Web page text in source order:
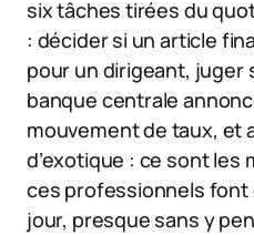
six tâches tirées du
: décider si un article
pour un dirigeant, juger
banque centrale
mouvement de taux, et
d’exotique : ce sont les
ces professionnels font
jour, presque sans y